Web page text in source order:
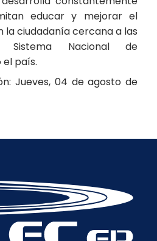
educar y mejorar el
la ciudadanía cercana a las
Sistema Nacional de
el país.
Jueves, 04 de agosto de